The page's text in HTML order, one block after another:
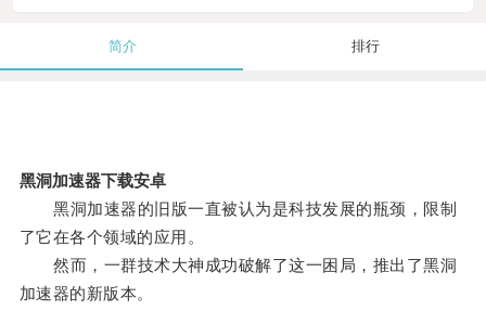
简介 排行
黑洞加速器下载安卓
黑洞加速器的旧版一直被认为是科技发展的瓶颈，限制
了它在各个领域的应用。
然而，一群技术大神成功破解了这一困局，推出了黑洞
加速器的新版本。